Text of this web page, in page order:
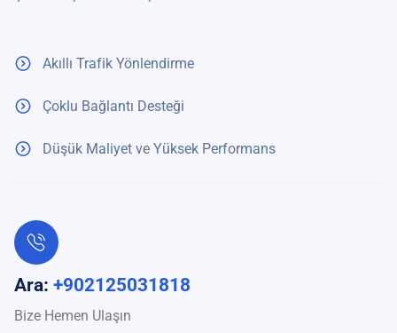
Akıllı Trafik Yönlendirme
Çoklu Bağlantı Desteği
Düşük Maliyet ve Yüksek Performans
Ara: +902125031818
Bize Hemen Ulaşın